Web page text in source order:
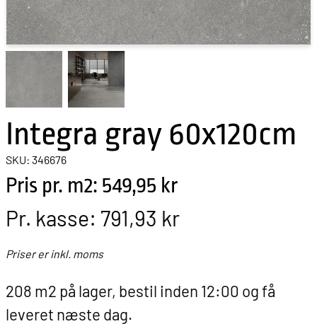
Integra gray 60x120cm
SKU: 346676
Pris pr. m2: 549,95 kr
Pr. kasse: 791,93 kr
Priser er inkl. moms
208 m2 på lager, bestil inden 12:00 og få
leveret næste dag.